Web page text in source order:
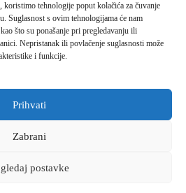
tehnologije poput kolačića za čuvanje
Suglasnost s ovim tehnologijama će nam
što su ponašanje pri pregledavanju ili
Nepristanak ili povlačenje suglasnosti može
i funkcije.
Prihvati
Zabrani
postavke
ul., 1,
lager
Mičevec